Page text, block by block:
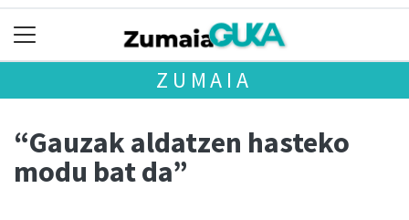
ZUMAIA
“Gauzak aldatzen hasteko
modu bat da”